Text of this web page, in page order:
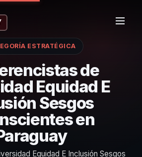
ESTRATÉGICA
de
Equidad E
Sesgos
en
Equidad E Inclusión Sesgos